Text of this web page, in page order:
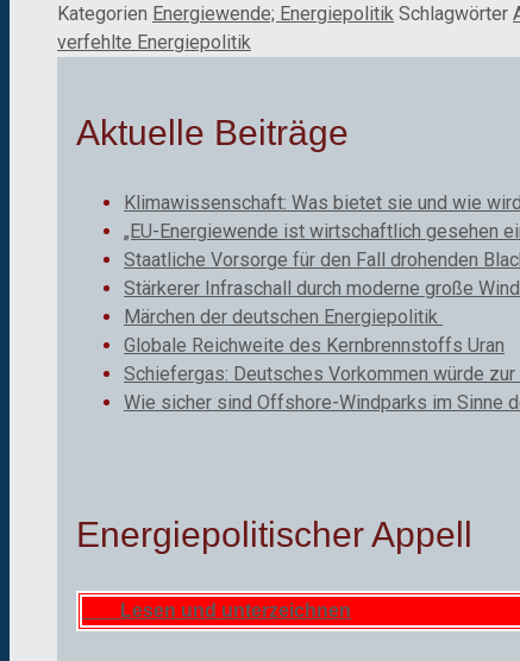
Kategorien Energiewende; Energiepolitik Schlagwörter
verfehlte Energiepolitik
Aktuelle Beiträge
Klimawissenschaft: Was bietet sie und wie
„EU-Energiewende ist wirtschaftlich gesehen
Staatliche Vorsorge für den Fall drohenden
Stärkerer Infraschall durch moderne große
Märchen der deutschen Energiepolitik
Globale Reichweite des Kernbrennstoffs Uran
Schiefergas: Deutsches Vorkommen würde
Wie sicher sind Offshore-Windparks im Sinne
Energiepolitischer Appell
Lesen und unterzeichnen